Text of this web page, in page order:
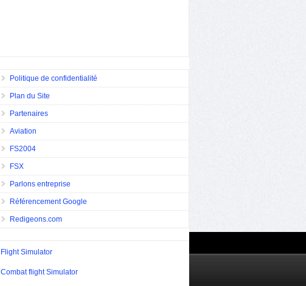
Politique de confidentialité
Plan du Site
Partenaires
Aviation
FS2004
FSX
Parlons entreprise
Référencement Google
Redigeons.com
Flight Simulator
Combat flight Simulator